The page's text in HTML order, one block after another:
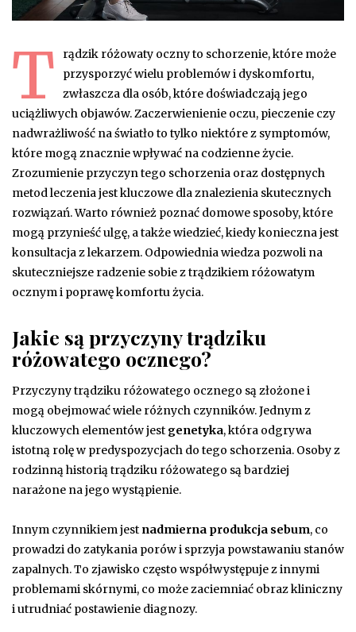
T
rądzik różowaty oczny to schorzenie, które może
przysporzyć wielu problemów i dyskomfortu,
zwłaszcza dla osób, które doświadczają jego
uciążliwych objawów. Zaczerwienienie oczu, pieczenie czy
nadwrażliwość na światło to tylko niektóre z symptomów,
które mogą znacznie wpływać na codzienne życie.
Zrozumienie przyczyn tego schorzenia oraz dostępnych
metod leczenia jest kluczowe dla znalezienia skutecznych
rozwiązań. Warto również poznać domowe sposoby, które
mogą przynieść ulgę, a także wiedzieć, kiedy konieczna jest
konsultacja z lekarzem. Odpowiednia wiedza pozwoli na
skuteczniejsze radzenie sobie z trądzikiem różowatym
ocznym i poprawę komfortu życia.
Jakie są przyczyny trądziku
różowatego ocznego?
Przyczyny trądziku różowatego ocznego są złożone i
mogą obejmować wiele różnych czynników. Jednym z
kluczowych elementów jest genetyka, która odgrywa
istotną rolę w predyspozycjach do tego schorzenia. Osoby z
rodzinną historią trądziku różowatego są bardziej
narażone na jego wystąpienie.
Innym czynnikiem jest nadmierna produkcja sebum, co
prowadzi do zatykania porów i sprzyja powstawaniu stanów
zapalnych. To zjawisko często współwystępuje z innymi
problemami skórnymi, co może zaciemniać obraz kliniczny
i utrudniać postawienie diagnozy.